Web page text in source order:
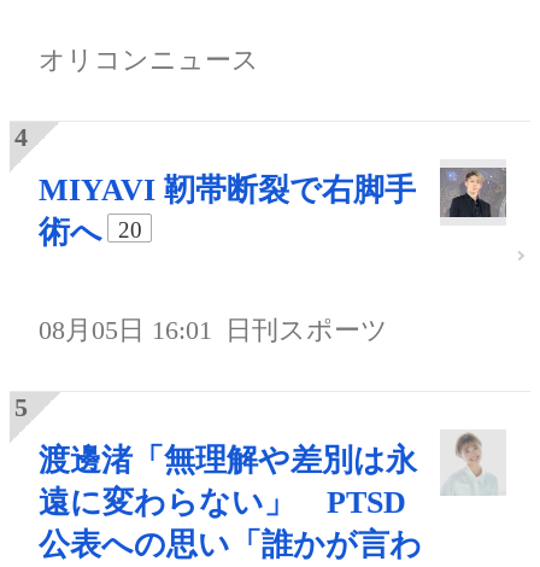
オリコンニュース
MIYAVI 靭帯断裂で右脚手
術へ
20
08月05日 16:01 日刊スポーツ
渡邊渚「無理解や差別は永
遠に変わらない」 PTSD
公表への思い「誰かが言わ